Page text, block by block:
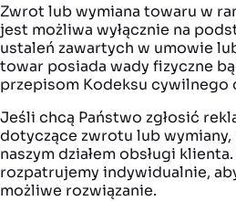
Zwrot lub wymiana towaru w
jest możliwa wyłącznie na
ustaleń zawartych w umowie
towar posiada wady fizyczne
przepisom Kodeksu cywilnego
Jeśli chcą Państwo zgłosić
dotyczące zwrotu lub
naszym działem obsługi
rozpatrujemy indywidualnie,
możliwe rozwiązanie.